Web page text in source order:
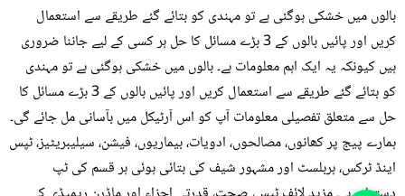
بالوں میں خشکی ہوگئی ہے تو مہندی کو بتائے گئے طریقے سے استعمال
کریں اور پائیں بالوں کے 3 بڑے مسائل کا حل ہر کسی کے لیے جاننا ضروری
ہیں کیونکہ یہ ایک اہم معلومات ہے۔ بالوں میں خشکی ہوگئی ہے تو مہندی
کو بتائے گئے طریقے سے استعمال کریں اور پائیں بالوں کے 3 بڑے مسائل کا
حل سے متعلق تفصیلی معلومات آپ کو اس آرٹیکل میں بآسانی مل جائے گی۔
ہمارے پیج پر کھانوں، مصالحوں، ادویات، بیماریوں، فیشن، سیلیبریٹیز، ٹپس
اینڈ ٹرکس، ہربلسٹ اور مشہور شیف کی بتائی ہوئی ہر قسم کی ٹپ